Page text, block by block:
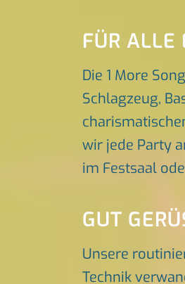
FÜR ALLE
Die 1 More
Schlagzeug,
wir jede Party
im Festsaal
GUT
Unsere
Technik